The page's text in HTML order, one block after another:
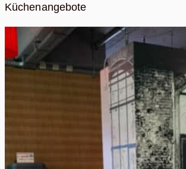
Küchenangebote